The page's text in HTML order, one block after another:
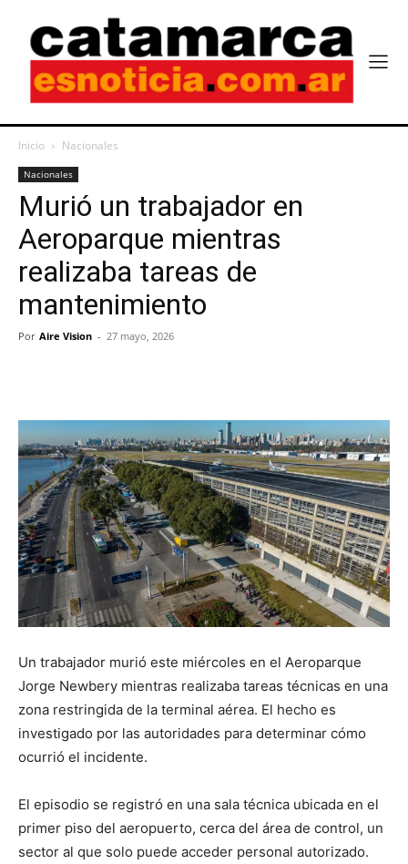
Inicio Nacionales
Nacionales
Murió un trabajador en
Aeroparque mientras
realizaba tareas de
mantenimiento
Por Aire Vision - 27 mayo, 2026
Un trabajador murió este miércoles en el Aeroparque
Jorge Newbery mientras realizaba tareas técnicas en una
zona restringida de la terminal aérea. El hecho es
investigado por las autoridades para determinar cómo
ocurrió el incidente.
El episodio se registró en una sala técnica ubicada en el
primer piso del aeropuerto, cerca del área de control, un
sector al que solo puede acceder personal autorizado.